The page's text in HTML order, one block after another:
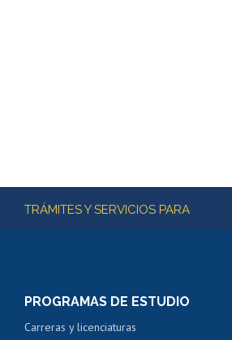
Más información
TRÁMITES Y SERVICIOS PARA
PROGRAMAS DE ESTUDIO
Carreras y licenciaturas